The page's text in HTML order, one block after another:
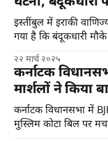
इस्तींबुल में इराकी
गया है कि बंदूकधारी
२२ मार्च २०२५
कर्नाटक
मार्शलों ने किया
कर्नाटक विधानसभा में
मुस्लिम कोटा बिल पर